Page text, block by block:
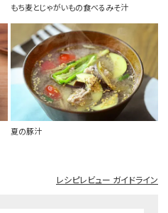
もち麦とじゃがいもの食べるみそ汁
夏の豚汁
レシピレビュー ガイドライン